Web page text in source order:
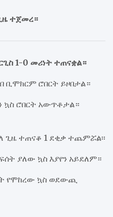
ተጀመረ።
1-0 መሪነት ተጠናቋል።
ቢሞክርም ሮበርት ይዞበታል።
ኳስ ሮበርት አውጥቶታል።
ተጠናቆ 1 ደቂቃ ተጨምሯል፡፡
ያለው ኳስ እያየን አይደለም።
የሞከረው ኳስ ወደውጪ